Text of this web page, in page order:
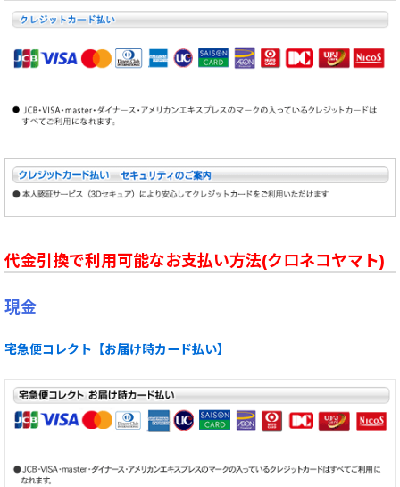
代金引換で利用可能なお支払い方法(クロネコヤマト)
現金
宅急便コレクト【お届け時カード払い】